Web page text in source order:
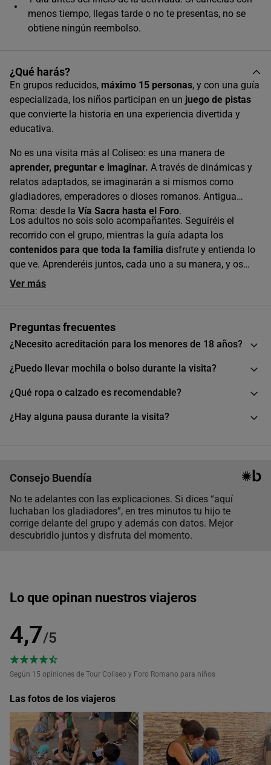
menos tiempo, llegas tarde o no te presentas, no se
obtiene ningún reembolso.
¿Qué harás?
En grupos reducidos, máximo 15 personas, y con una guía
especializada, los niños participan en un juego de pistas
que convierte la historia en una experiencia divertida y
educativa.
No es una visita más al Coliseo: es una manera de
aprender, preguntar e imaginar. A través de dinámicas y
relatos adaptados, se imaginarán a si mismos como
gladiadores, emperadores o dioses romanos. Antigua
Roma: desde la Vía Sacra hasta el Foro.
Los adultos no sois solo acompañantes. Seguiréis el
recorrido con el grupo, mientras la guía adapta los
contenidos para que toda la familia disfrute y entienda lo
que ve. Aprenderéis juntos, cada uno a su manera, y os
llevaréis un recuerdo de esos que no caducan.
Ver más
Preguntas frecuentes
¿Necesito acreditación para los menores de 18 años?
¿Puedo llevar mochila o bolso durante la visita?
¿Qué ropa o calzado es recomendable?
¿Hay alguna pausa durante la visita?
Consejo Buendía
No te adelantes con las explicaciones. Si dices “aquí
luchaban los gladiadores”, en tres minutos tu hijo te
corrige delante del grupo y además con datos. Mejor
descubridlo juntos y disfruta del momento.
Lo que opinan nuestros viajeros
4,7/5
Según 15 opiniones de Tour Coliseo y Foro Romano para niños
Las fotos de los viajeros